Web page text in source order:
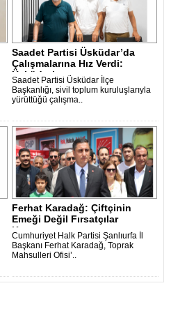
Saadet Partisi Üsküdar’da
Çalışmalarına Hız Verdi:
Üsküdar’ı..
Saadet Partisi Üsküdar İlçe
Başkanlığı, sivil toplum kuruluşlarıyla
yürüttüğü çalışma..
Ferhat Karadağ: Çiftçinin
Emeği Değil Fırsatçılar
Kazanıyor ..
Cumhuriyet Halk Partisi Şanlıurfa İl
Başkanı Ferhat Karadağ, Toprak
Mahsulleri Ofisi’..